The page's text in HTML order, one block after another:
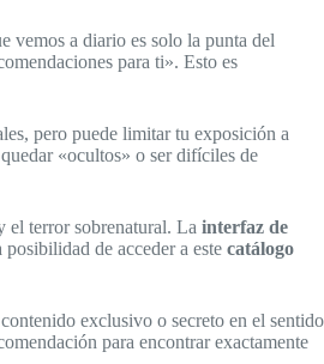
vemos a diario es solo la punta del
para ti». Esto es
pero puede limitar tu exposición a
«ocultos» o ser difíciles de
el terror sobrenatural. La interfaz de
de acceder a este catálogo
exclusivo o secreto en el sentido
para encontrar exactamente